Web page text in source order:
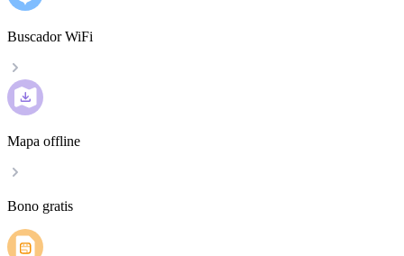
Buscador WiFi
Mapa offline
Bono gratis